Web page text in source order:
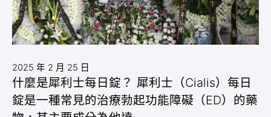
2025 年 2 月 25 日
什麼是犀利士每日錠？ 犀利士（Cialis）每日
錠是一種常見的治療勃起功能障礙（ED）的藥